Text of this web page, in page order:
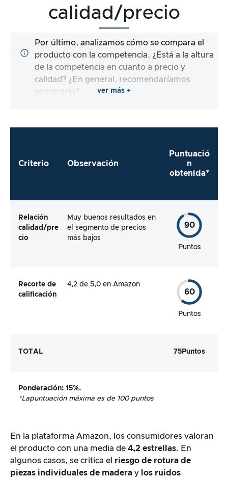
calidad/precio
Por último, analizamos cómo se compara el
producto con la competencia. ¿Está a la altura
de la competencia en cuanto a precio y
calidad? ¿En general, recomendaríamos
comprarlo?
ver más +
Criterio Observación
Puntuació
n
obtenida*
Relación
calidad/pre
cio
Muy buenos resultados en
el segmento de precios
más bajos
90
Puntos
Recorte de
calificación
4,2 de 5,0 en Amazon
60
Puntos
TOTAL 75 Puntos
Ponderación: 15%.
*Lapuntuación máxima es de 100 puntos
En la plataforma Amazon, los consumidores valoran
el producto con una media de 4,2 estrellas. En
algunos casos, se critica el riesgo de rotura de
piezas individuales de madera y los ruidos